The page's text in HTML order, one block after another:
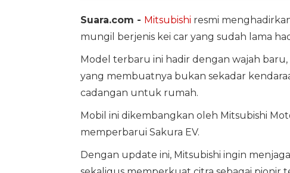
Suara.com - Mitsubishi resmi
mungil berjenis kei car yang sudah lama
Model terbaru ini hadir dengan wajah
yang membuatnya bukan sekadar
cadangan untuk rumah.
Mobil ini dikembangkan oleh Mitsubishi
memperbarui Sakura EV.
Dengan update ini, Mitsubishi ingin